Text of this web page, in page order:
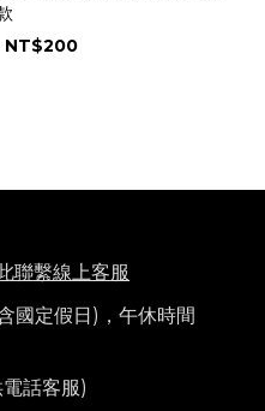
NT$200
聯繫線上客服
國定假日)， 午休時間
話客服)